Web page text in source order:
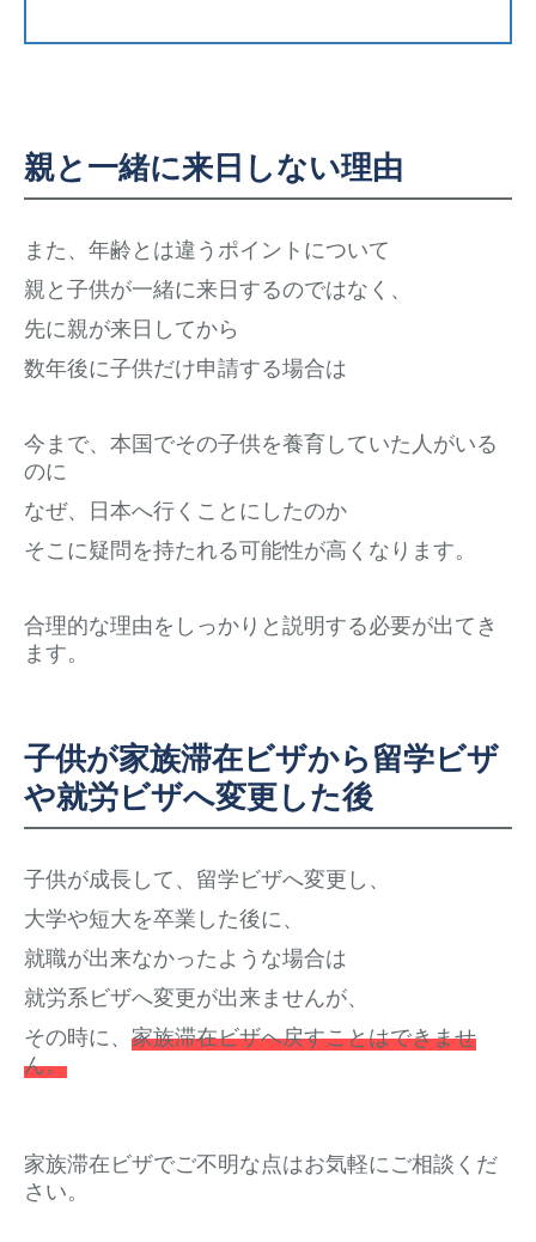
親と一緒に来日しない理由
また、年齢とは違うポイントについて
親と子供が一緒に来日するのではなく、
先に親が来日してから
数年後に子供だけ申請する場合は
今まで、本国でその子供を養育していた人がいる
のに
なぜ、日本へ行くことにしたのか
そこに疑問を持たれる可能性が高くなります。
合理的な理由をしっかりと説明する必要が出てき
ます。
子供が家族滞在ビザから留学ビザ
や就労ビザへ変更した後
子供が成長して、留学ビザへ変更し、
大学や短大を卒業した後に、
就職が出来なかったような場合は
就労系ビザへ変更が出来ませんが、
その時に、 家族滞在ビザへ戻すことはできませ
ん。
家族滞在ビザでご不明な点はお気軽にご相談くだ
さい。